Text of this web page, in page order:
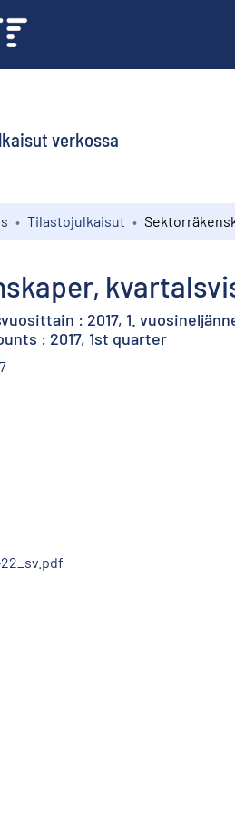
verkossa
Tilastojulkaisut
: 2017, 1.
: 2017, 1st quarter